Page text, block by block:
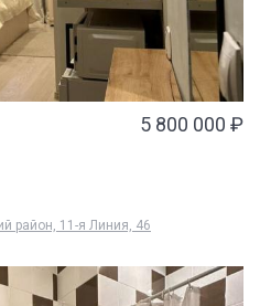
5 800 000 ₽
район, 11-я Линия, 46